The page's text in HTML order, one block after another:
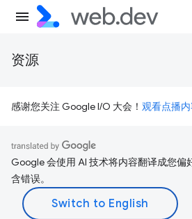
资源
感谢您关注 Google I/O 大会！ 观看点播
Google 会使用 AI 技术将内容翻译成您偏
含错误。